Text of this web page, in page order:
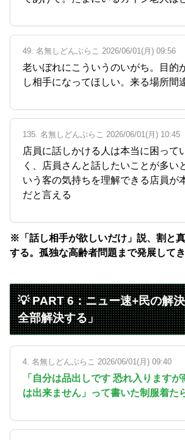
49. 名無しどんぶらこ 2026/06/01(月) 09:56
老いぼれにこういうのいがち。目的
し相手になってほしい。来る場所間
135. 名無しどんぶらこ 2026/06/01(月) 10:45
店員に話しかける人は本当に困って
く、店員さんと話したいことが多い
いう客の気持ちを理解できる店員が
だと言える
※「話し相手が欲しいだけ」説、割と
する。孤独な高齢者問題まで発展して
💡 PART 6：ニュー速+民の解
全部解決する」
4. 名無しどんぶらこ 2026/06/01(月) 09:40
「自分は品出しです 恐れ入ります
は出来ません」って書いた制服着た